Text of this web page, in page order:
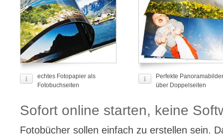
echtes Fotopapier als
Fotobuchseiten
Perfekte Panoramabilder
über Doppelseiten
Sofort online starten, keine
Fotobücher sollen einfach zu erstellen sein.